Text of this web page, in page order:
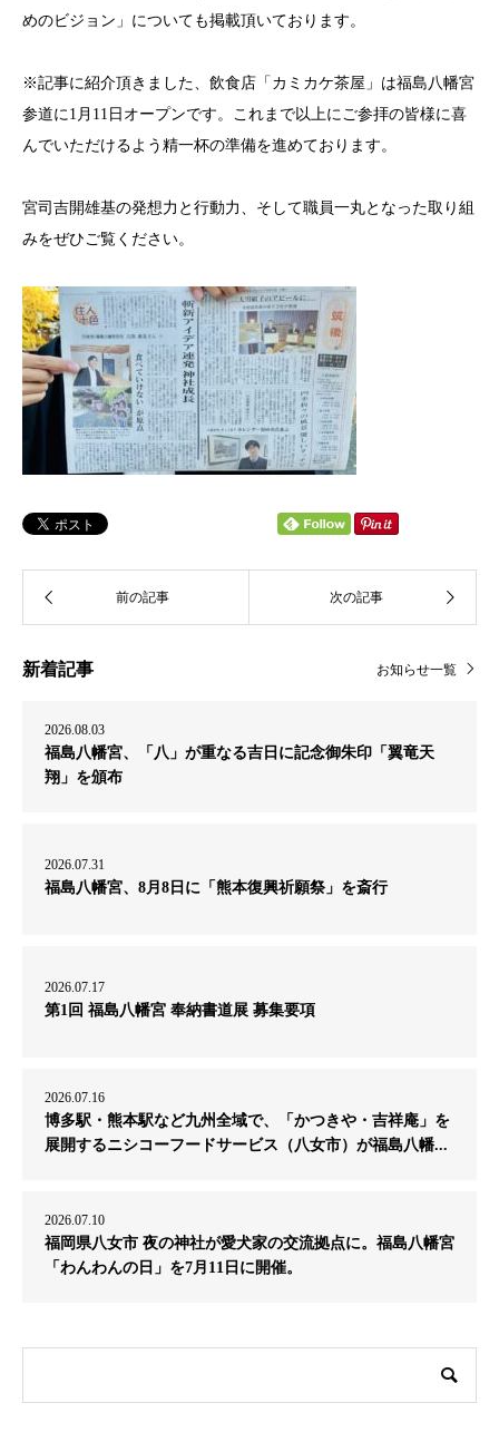
めのビジョン」についても掲載頂いております。
※記事に紹介頂きました、飲食店「カミカケ茶屋」は福島八幡宮
参道に1月11日オープンです。これまで以上にご参拝の皆様に喜
んでいただけるよう精一杯の準備を進めております。
宮司吉開雄基の発想力と行動力、そして職員一丸となった取り組
みをぜひご覧ください。
新着記事 お知らせ一覧
2026.08.03
福島八幡宮、「八」が重なる吉日に記念御朱印「翼竜天
翔」を頒布
2026.07.31
福島八幡宮、8月8日に「熊本復興祈願祭」を斎行
2026.07.17
第1回 福島八幡宮 奉納書道展 募集要項
2026.07.16
博多駅・熊本駅など九州全域で、「かつきや・吉祥庵」を
展開するニシコーフードサービス（八女市）が福島八幡...
2026.07.10
福岡県八女市 夜の神社が愛犬家の交流拠点に。福島八幡宮
「わんわんの日」を7月11日に開催。